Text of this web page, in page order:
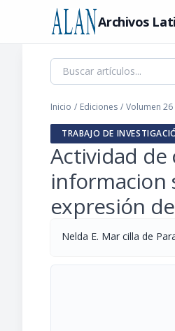
Archivos
Inicio / Ediciones / Volumen 26
TRABAJO DE
Actividad de
informacion
expresión
Nelda E. Mar cilla de